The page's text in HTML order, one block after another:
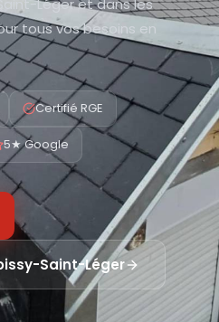
Léger et dans les
tous vos besoins en
Certifié RGE
5★ Google
Saint-Léger